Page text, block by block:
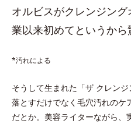
オルビスがクレンジン
業以来初めてというから
*汚れによる
そうして生まれた「ザ クレン
落とすだけでなく毛穴汚れのケ
だとか。美容ライターながら